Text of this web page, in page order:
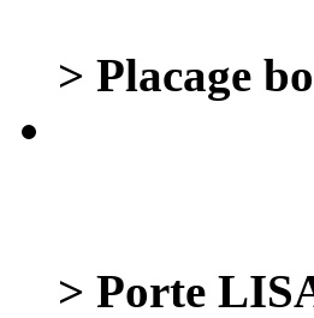
> Placage
> Porte